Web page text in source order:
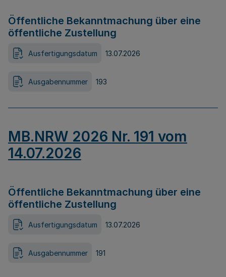
Öffentliche Bekanntmachung über eine
öffentliche Zustellung
Ausfertigungsdatum 13.07.2026
Ausgabennummer 193
MB.NRW 2026 Nr. 191 vom
14.07.2026
Öffentliche Bekanntmachung über eine
öffentliche Zustellung
Ausfertigungsdatum 13.07.2026
Ausgabennummer 191